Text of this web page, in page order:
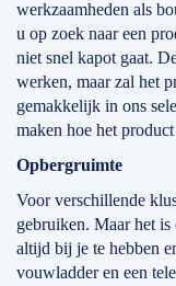
werkzaamheden als
u op zoek naar een
niet snel kapot gaat.
werken, maar zal het
gemakkelijk in ons
maken hoe het
Opbergruimte
Voor verschillende
gebruiken. Maar het
altijd bij je te hebben
vouwladder en een